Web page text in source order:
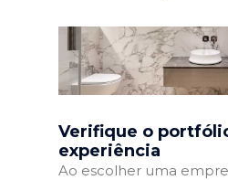
Verifique o
experiência
Ao escolher uma